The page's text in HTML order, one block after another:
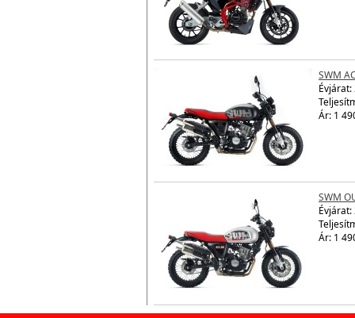
SWM
Évjárat:
Ár: 1
SWM
Évjárat:
Ár: 1